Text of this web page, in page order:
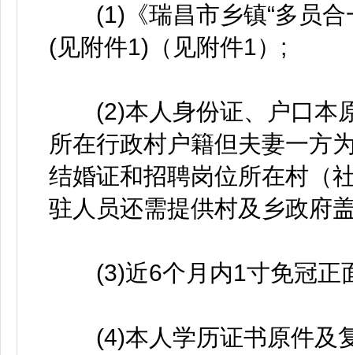
(1)《瑞昌市乡镇“多员合
(见附件1)（见附件1）;
(2)本人身份证、户口本
所在行政村户籍但夫妻一方
结婚证和招聘岗位所在村（
驻人员还需提供村及乡政府
(3)近6个月内1寸免冠正
(4)本人学历证书原件及